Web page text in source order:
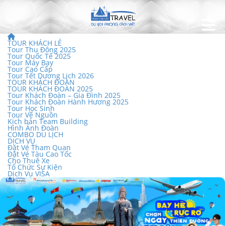
TOUR KHÁCH LẺ
Tour Thu Đông 2025
Tour Quốc Tế 2025
Tour Máy Bay
Tour Cao Cấp
Tour Tết Dương Lịch 2026
TOUR KHÁCH ĐOÀN
TOUR KHÁCH ĐOÀN 2025
Tour Khách Đoàn – Gia Đình 2025
Tour Khách Đoàn Hành Hương 2025
Tour Học Sinh
Tour Về Nguồn
Kịch bản Team Building
Hình Ảnh Đoàn
COMBO DU LỊCH
DỊCH VỤ
Đặt Vé Tham Quan
Đặt Vé Tàu Cao Tốc
Cho Thuê Xe
Tổ Chức Sự Kiện
Dịch Vụ VISA